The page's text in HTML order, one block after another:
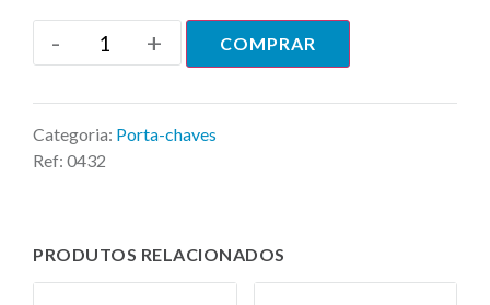
- + COMPRAR
Categoria: Porta-chaves
Ref: 0432
PRODUTOS RELACIONADOS